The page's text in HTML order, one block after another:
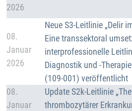
2026
08.
Januar
2026
Neue S3-Leitlinie „Delir
Eine transsektoral
interprofessionelle
Diagnostik und -
(109-001) veröffentlicht
Details
08.
Januar
Update S2k-Leitlinie
thrombozytärer